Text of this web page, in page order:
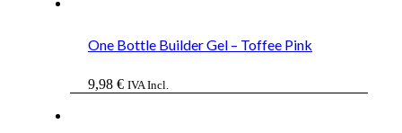
One Bottle Builder Gel – Toffee Pink
9,98 € IVA Incl.